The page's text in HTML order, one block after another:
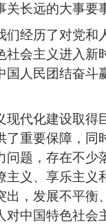
长远的大事要
经历了对党
会主义进入
人民团结奋
代化建设取
重要保障，
题，存在不
义、享乐主
，发展不平
中国特色社